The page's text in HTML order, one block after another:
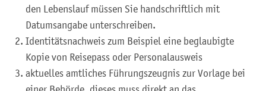
den Lebenslauf müssen Sie handschriftlich mit
Datumsangabe unterschreiben.
Identitätsnachweis zum Beispiel eine beglaubigte
Kopie von Reisepass oder Personalausweis
aktuelles amtliches Führungszeugnis zur Vorlage bei